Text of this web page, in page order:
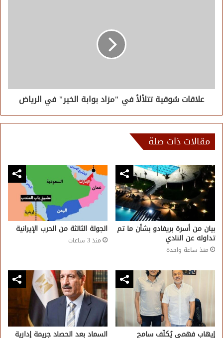
علاقات سُوقية تتلألأ في "مزاد بوابة الخير" في الرياض
مقالات ذات صلة
بيان من أسرة بريفادو بشأن ما تم
تداوله عن النادي
منذ ساعة واحدة
الجولة الثالثة من الحرب الإيرانية
منذ 3 ساعات
إيهاب فهمي يُكلّف سامح السماد بعد الحصاد جريمة إدارية